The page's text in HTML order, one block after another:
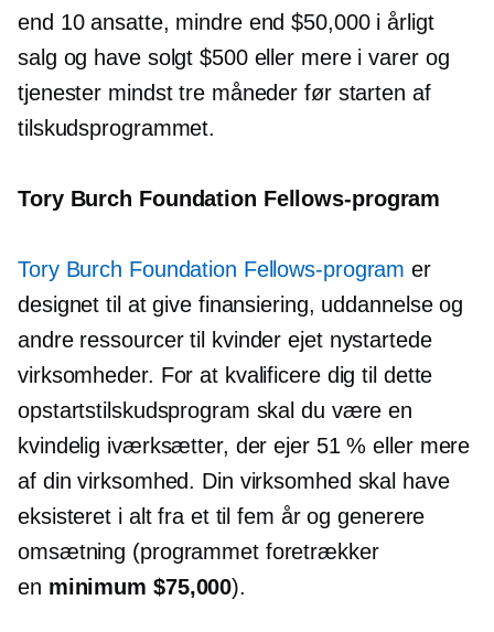
end 10 ansatte, mindre end $50,000 i årligt
salg og have solgt $500 eller mere i varer og
tjenester mindst tre måneder før starten af ​​
tilskudsprogrammet.
Tory Burch Foundation Fellows-program
Tory Burch Foundation Fellows-program er
designet til at give finansiering, uddannelse og
andre ressourcer til kvinder ejetnystartede
virksomheder. For at kvalificere dig til dette
opstartstilskudsprogram skal du være en
kvindelig iværksætter, der ejer 51 % eller mere
af din virksomhed. Din virksomhed skal have
eksisteret i alt fra et til fem år og generere
omsætning (programmet foretrækker
en minimum $75,000).